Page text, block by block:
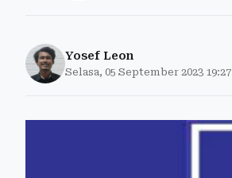
Yosef Leon
Selasa, 05 September 2023